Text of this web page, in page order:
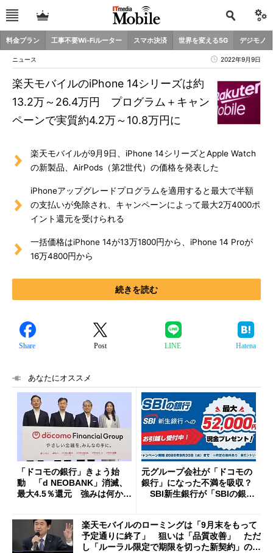
料金プラン 工事不要Wi-Fiルーター スマホ決済 世界を変える5G デジモノ
ニュース 2022年9月9日
楽天モバイルのiPhone 14シリーズは約
13.2万～26.4万円 プログラム＋キャン
ペーンで実質約4.2万～10.8万円に
楽天モバイルが9月9日、iPhone 14シリーズとApple Watch
の新製品、AirPods（第2世代）の価格を発表した
iPhoneアップグレードプログラムを適用すると最大で半額
の支払いが免除され、キャンペーンによって最大2万4000ポ
イント還元を受けられる
一括価格はiPhone 14が13万1800円から、iPhone 14 Proが
16万4800円から
続きを読む
Share Post LINE Hatena
あなたにオススメ
「ドコモの銀行」きょう始
動 「d NEOBANK」消滅、
最大4.5％還元 強みは何か解
元グループ会社が「ドコモの
銀行」になった不満を吸収？
SBI新生銀行が「SBIの銀
開催
楽天モバイルのローミングは「9月末をもって
予定通りに終了」 狙いは「品質改善」 ただ
し「ルーラル限定で期限を切った新契約」の可